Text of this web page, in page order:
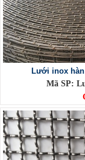
Lưới inox
Mã SP: